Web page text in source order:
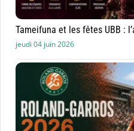
Tameifuna et les fêtes UBB :
jeudi 04 juin 2026